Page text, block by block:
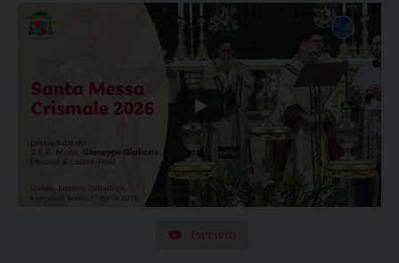
Iscriviti